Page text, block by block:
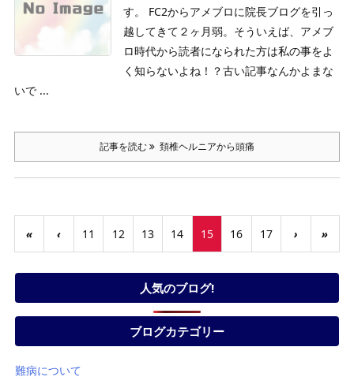
す。
FC2からアメブロに院長ブログを引っ
越してきて２ヶ月弱。そういえば、アメブ
ロ時代から読者になられた方は私の事をよ
く知らないよね！？古い記事なんかよまな
いで ...
記事を読む 頚椎ヘルニアから頭痛
« ‹ 11 12 13 14 15 16 17 › »
人気のブログ!
ブログカテゴリー
難病について